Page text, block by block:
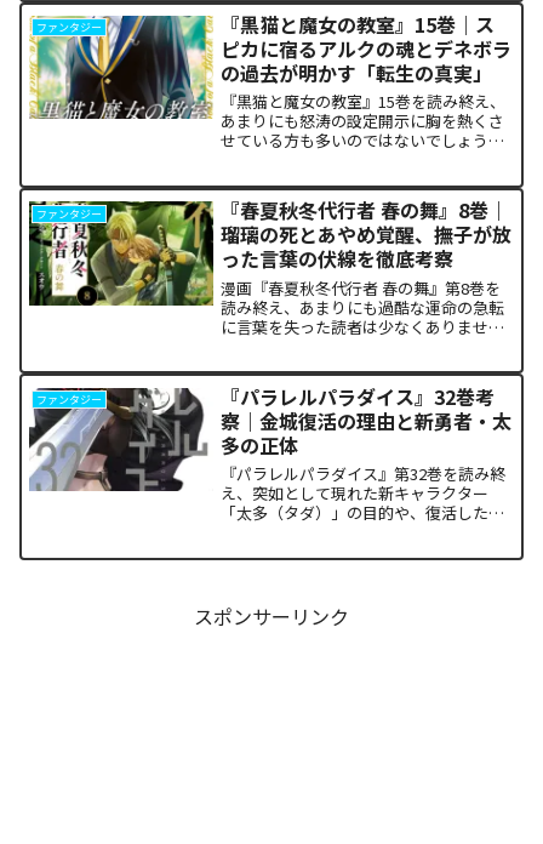
ち塞がります。彼が主張する「狂気の平
和論」と四谷友助たち...
ファンタジー
『黒猫と魔女の教室』15巻｜ス
ピカに宿るアルクの魂とデネボラ
の過去が明かす「転生の真実」
『黒猫と魔女の教室』15巻を読み終え、
あまりにも怒涛の設定開示に胸を熱くさ
せている方も多いのではないでしょう
ドの裏側で、本作最大のミステリーであ
った「アルクの正体」と...
ファンタジー
『春夏秋冬代行者 春の舞』8巻｜
瑠璃の死とあやめ覚醒、撫子が放
った言葉の伏線を徹底考察
漫画『春夏秋冬代行者 春の舞』第8巻を
読み終え、あまりにも過酷な運命の急転
に言葉を失った読者は少なくありませ
の突然の覚醒、割って入るように秋の代
行者・撫子が残した意味深...
ファンタジー
『パラレルパラダイス』32巻考
察｜金城復活の理由と新勇者・太
多の正体
『パラレルパラダイス』第32巻を読み終
え、突如として現れた新キャラクター
「太多（タダ）」の目的や、復活した邪
スポンサーリンク